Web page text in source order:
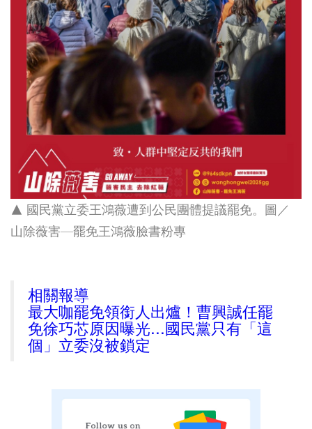
▲ 國民黨立委王鴻薇遭到公民團體提議罷免。圖／
山除薇害—罷免王鴻薇臉書粉專
相關報導
最大咖罷免領銜人出爐！曹興誠任罷
免徐巧芯原因曝光...國民黨只有「這
個」立委沒被鎖定